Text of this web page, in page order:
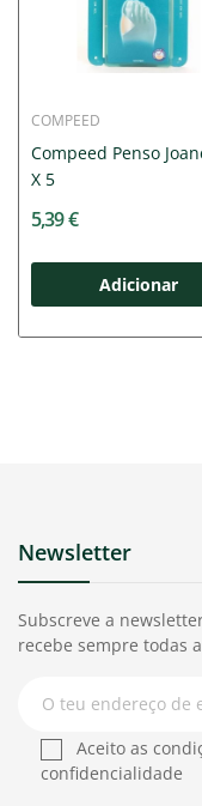
COMPEED
Compeed Penso
X 5
5,39 €
Adicionar
Newsletter
Subscreve a
recebe sempre todas
Aceito as
confidencialidade